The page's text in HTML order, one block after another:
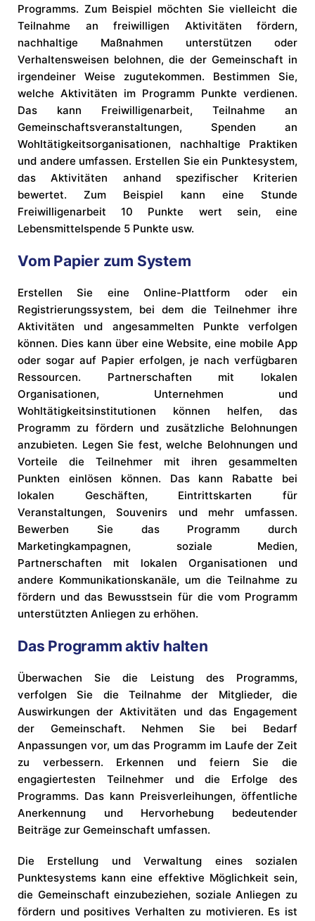
Programms. Zum Beispiel möchten Sie vielleicht die
Teilnahme an freiwilligen Aktivitäten fördern,
nachhaltige Maßnahmen unterstützen oder
Verhaltensweisen belohnen, die der Gemeinschaft in
irgendeiner Weise zugutekommen. Bestimmen Sie,
welche Aktivitäten im Programm Punkte verdienen.
Das kann Freiwilligenarbeit, Teilnahme an
Gemeinschaftsveranstaltungen, Spenden an
Wohltätigkeitsorganisationen, nachhaltige Praktiken
und andere umfassen. Erstellen Sie ein Punktesystem,
das Aktivitäten anhand spezifischer Kriterien
bewertet. Zum Beispiel kann eine Stunde
Freiwilligenarbeit 10 Punkte wert sein, eine
Lebensmittelspende 5 Punkte usw.
Vom Papier zum System
Erstellen Sie eine Online-Plattform oder ein
Registrierungssystem, bei dem die Teilnehmer ihre
Aktivitäten und angesammelten Punkte verfolgen
können. Dies kann über eine Website, eine mobile App
oder sogar auf Papier erfolgen, je nach verfügbaren
Ressourcen. Partnerschaften mit lokalen
Organisationen, Unternehmen und
Wohltätigkeitsinstitutionen können helfen, das
Programm zu fördern und zusätzliche Belohnungen
anzubieten. Legen Sie fest, welche Belohnungen und
Vorteile die Teilnehmer mit ihren gesammelten
Punkten einlösen können. Das kann Rabatte bei
lokalen Geschäften, Eintrittskarten für
Veranstaltungen, Souvenirs und mehr umfassen.
Bewerben Sie das Programm durch
Marketingkampagnen, soziale Medien,
Partnerschaften mit lokalen Organisationen und
andere Kommunikationskanäle, um die Teilnahme zu
fördern und das Bewusstsein für die vom Programm
unterstützten Anliegen zu erhöhen.
Das Programm aktiv halten
Überwachen Sie die Leistung des Programms,
verfolgen Sie die Teilnahme der Mitglieder, die
Auswirkungen der Aktivitäten und das Engagement
der Gemeinschaft. Nehmen Sie bei Bedarf
Anpassungen vor, um das Programm im Laufe der Zeit
zu verbessern. Erkennen und feiern Sie die
engagiertesten Teilnehmer und die Erfolge des
Programms. Das kann Preisverleihungen, öffentliche
Anerkennung und Hervorhebung bedeutender
Beiträge zur Gemeinschaft umfassen.
Die Erstellung und Verwaltung eines sozialen
Punktesystems kann eine effektive Möglichkeit sein,
die Gemeinschaft einzubeziehen, soziale Anliegen zu
fördern und positives Verhalten zu motivieren. Es ist